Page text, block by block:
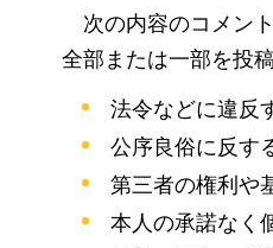
次の内容のコメン
全部または一部を投
法令などに違反
公序良俗に反す
第三者の権利や
本人の承諾なく